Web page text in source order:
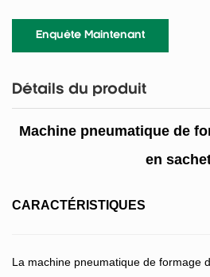
Enquête Maintenant
Détails du produit
Machine pneumatique de
en
CARACTÉRISTIQUES
La machine pneumatique de formage